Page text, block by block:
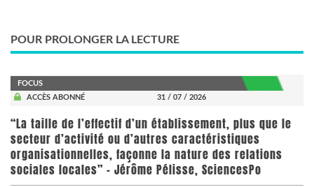
POUR PROLONGER LA LECTURE
FOCUS
ACCÈS ABONNÉ
31 / 07 / 2026
“La taille de l’effectif d’un établissement, plus que le
secteur d’activité ou d’autres caractéristiques
organisationnelles, façonne la nature des relations
sociales locales” - Jérôme Pélisse, SciencesPo